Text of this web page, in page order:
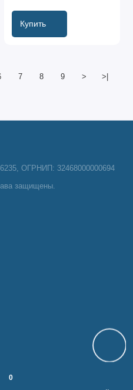
0
Купить
7 8 9 > >|
ОГРНИП: 32468000000694
защищены.